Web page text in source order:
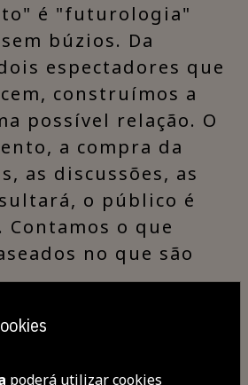
é "futurologia"
búzios. Da
espectadores que
construímos a
possível relação. O
a compra da
as discussões, as
o público é
Contamos o que
no que são
poderá utilizar cookies